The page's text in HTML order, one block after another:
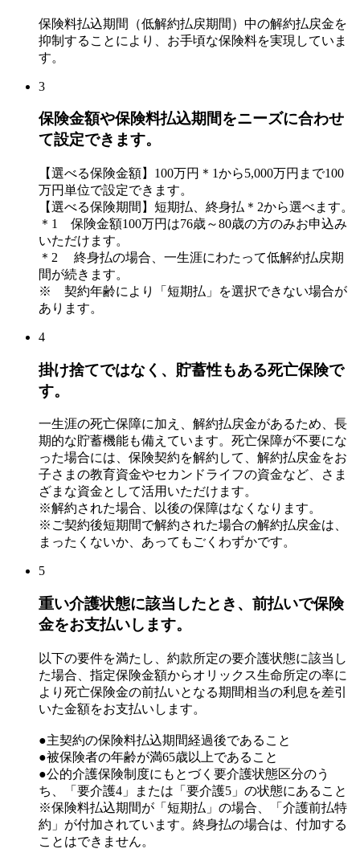
保険料払込期間（低解約払戻期間）中の解約払戻金を
抑制することにより、お手頃な保険料を実現していま
す。
3
保険金額や保険料払込期間をニーズに合わせ
て設定できます。
【選べる保険金額】 100万円＊1から5,000万円 まで100
万円単位で設定できます。
【選べる保険期間】 短期払、終身払＊2から選べます。
＊1 保険金額100万円は76歳～80歳の方のみお申込み
いただけます。
＊2 終身払の場合、一生涯にわたって低解約払戻期
間が続きます。
※ 契約年齢により「短期払」を選択できない場合が
あります。
4
掛け捨てではなく、貯蓄性もある死亡保険で
す。
一生涯の死亡保障に加え、解約払戻金があるため、 長
期的な貯蓄機能も備えています。 死亡保障が不要にな
った場合には、 保険契約を解約して、解約払戻金をお
子さまの教育資金やセカンドライフの資金など、さま
ざまな資金として活用いただけます。
※解約された場合、以後の保障はなくなります。
※ご契約後短期間で解約された場合の解約払戻金は、
まったくないか、あってもごくわずかです。
5
重い介護状態に該当したとき、前払いで保険
金をお支払いします。
以下の要件を満たし、約款所定の要介護状態に該当し
た場合、指定保険金額からオリックス生命所定の率に
より死亡保険金の前払いとなる期間相当の利息を差引
いた金額をお支払いします。
●主契約の保険料払込期間経過後であること
●被保険者の年齢が満65歳以上であること
●公的介護保険制度にもとづく要介護状態区分のう
ち、「要介護4」または「要介護5」の状態にあること
※保険料払込期間が「短期払」の場合、
「介護前払特
約」 が付加されています。終身払の場合は、付加する
ことはできません。